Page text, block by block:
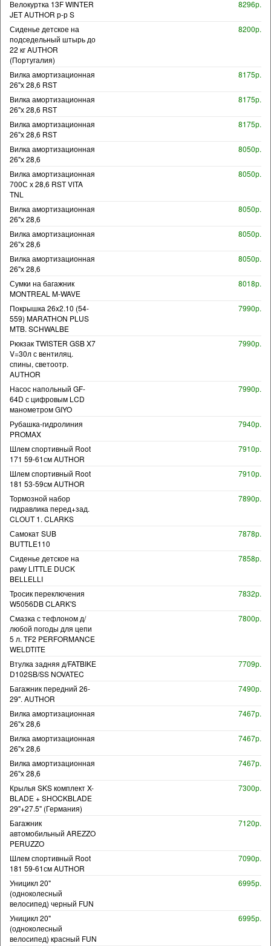
Велокуртка 13F WINTER
JET AUTHOR р-р S
8296р.
Сиденье детское на
подседельный штырь до
22 кг AUTHOR
(Португалия)
8200р.
Вилка амортизационная
26"х 28,6 RST
8175р.
Вилка амортизационная
26"х 28,6 RST
8175р.
Вилка амортизационная
26"х 28,6 RST
8175р.
Вилка амортизационная
26"х 28,6
8050р.
Вилка амортизационная
700С х 28,6 RST VITA
TNL
8050р.
Вилка амортизационная
26"х 28,6
8050р.
Вилка амортизационная
26"х 28,6
8050р.
Вилка амортизационная
26"х 28,6
8050р.
Сумки на багажник
MONTREAL M-WAVE
8018р.
Покрышка 26x2.10 (54-
559) MARATHON PLUS
MTB. SCHWALBE
7990р.
Рюкзак TWISTER GSB X7
V=30л с вентиляц.
спины, светоотр.
AUTHOR
7990р.
Насос напольный GF-
64D с цифровым LCD
манометром GIYO
7990р.
Рубашка-гидролиния
PROMAX
7940р.
Шлем спортивный Root
171 59-61см AUTHOR
7910р.
Шлем спортивный Root
181 53-59см AUTHOR
7910р.
Тормозной набор
гидравлика перед+зад.
CLOUT 1. CLARKS
7890р.
Самокат SUB
BUTTLE110
7878р.
Сиденье детское на
раму LITTLE DUCK
BELLELLI
7858р.
Тросик переключения
W5056DB CLARK'S
7832р.
Смазка с тефлоном д/
любой погоды для цепи
5 л. TF2 PERFORMANCE
WELDTITE
7800р.
Втулка задняя д/FATBIKE
D102SB/SS NOVATEC
7709р.
Багажник передний 26-
29". AUTHOR
7490р.
Вилка амортизационная
26"х 28,6
7467р.
Вилка амортизационная
26"х 28,6
7467р.
Вилка амортизационная
26"х 28,6
7467р.
Крылья SKS комплект X-
BLADE + SHOCKBLADE
29"+27.5" (Германия)
7300р.
Багажник
автомобильный AREZZO
PERUZZO
7120р.
Шлем спортивный Root
181 59-61см AUTHOR
7090р.
Уницикл 20"
(одноколесный
велосипед) черный FUN
6995р.
Уницикл 20"
(одноколесный
велосипед) красный FUN
6995р.